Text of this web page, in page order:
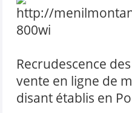
Recrudescence
vente en ligne de
disant établis en